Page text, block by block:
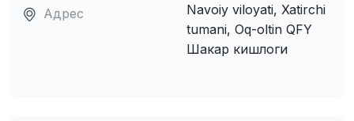
Адрес
Navoiy viloyati, Xatirchi
tumani, Oq-oltin QFY
Шакар кишлоги